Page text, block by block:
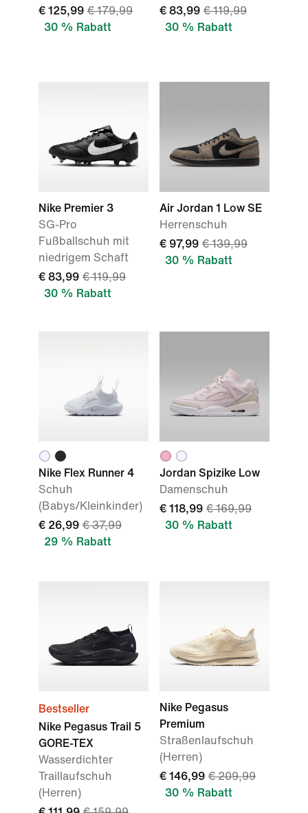
€ 125,99 € 179,99
30 % Rabatt
€ 83,99 € 119,99
30 % Rabatt
Nike Premier 3
SG-Pro
Fußballschuh mit
niedrigem Schaft
€ 83,99 € 119,99
30 % Rabatt
Air Jordan 1 Low SE
Herrenschuh
€ 97,99 € 139,99
30 % Rabatt
Nike Flex Runner 4
Schuh
(Babys/Kleinkinder)
€ 26,99 € 37,99
29 % Rabatt
Jordan Spizike Low
Damenschuh
€ 118,99 € 169,99
30 % Rabatt
Bestseller
Nike Pegasus Trail 5
GORE-TEX
Wasserdichter
Traillaufschuh
(Herren)
Nike Pegasus
Premium
Straßenlaufschuh
(Herren)
€ 146,99 € 209,99
30 % Rabatt